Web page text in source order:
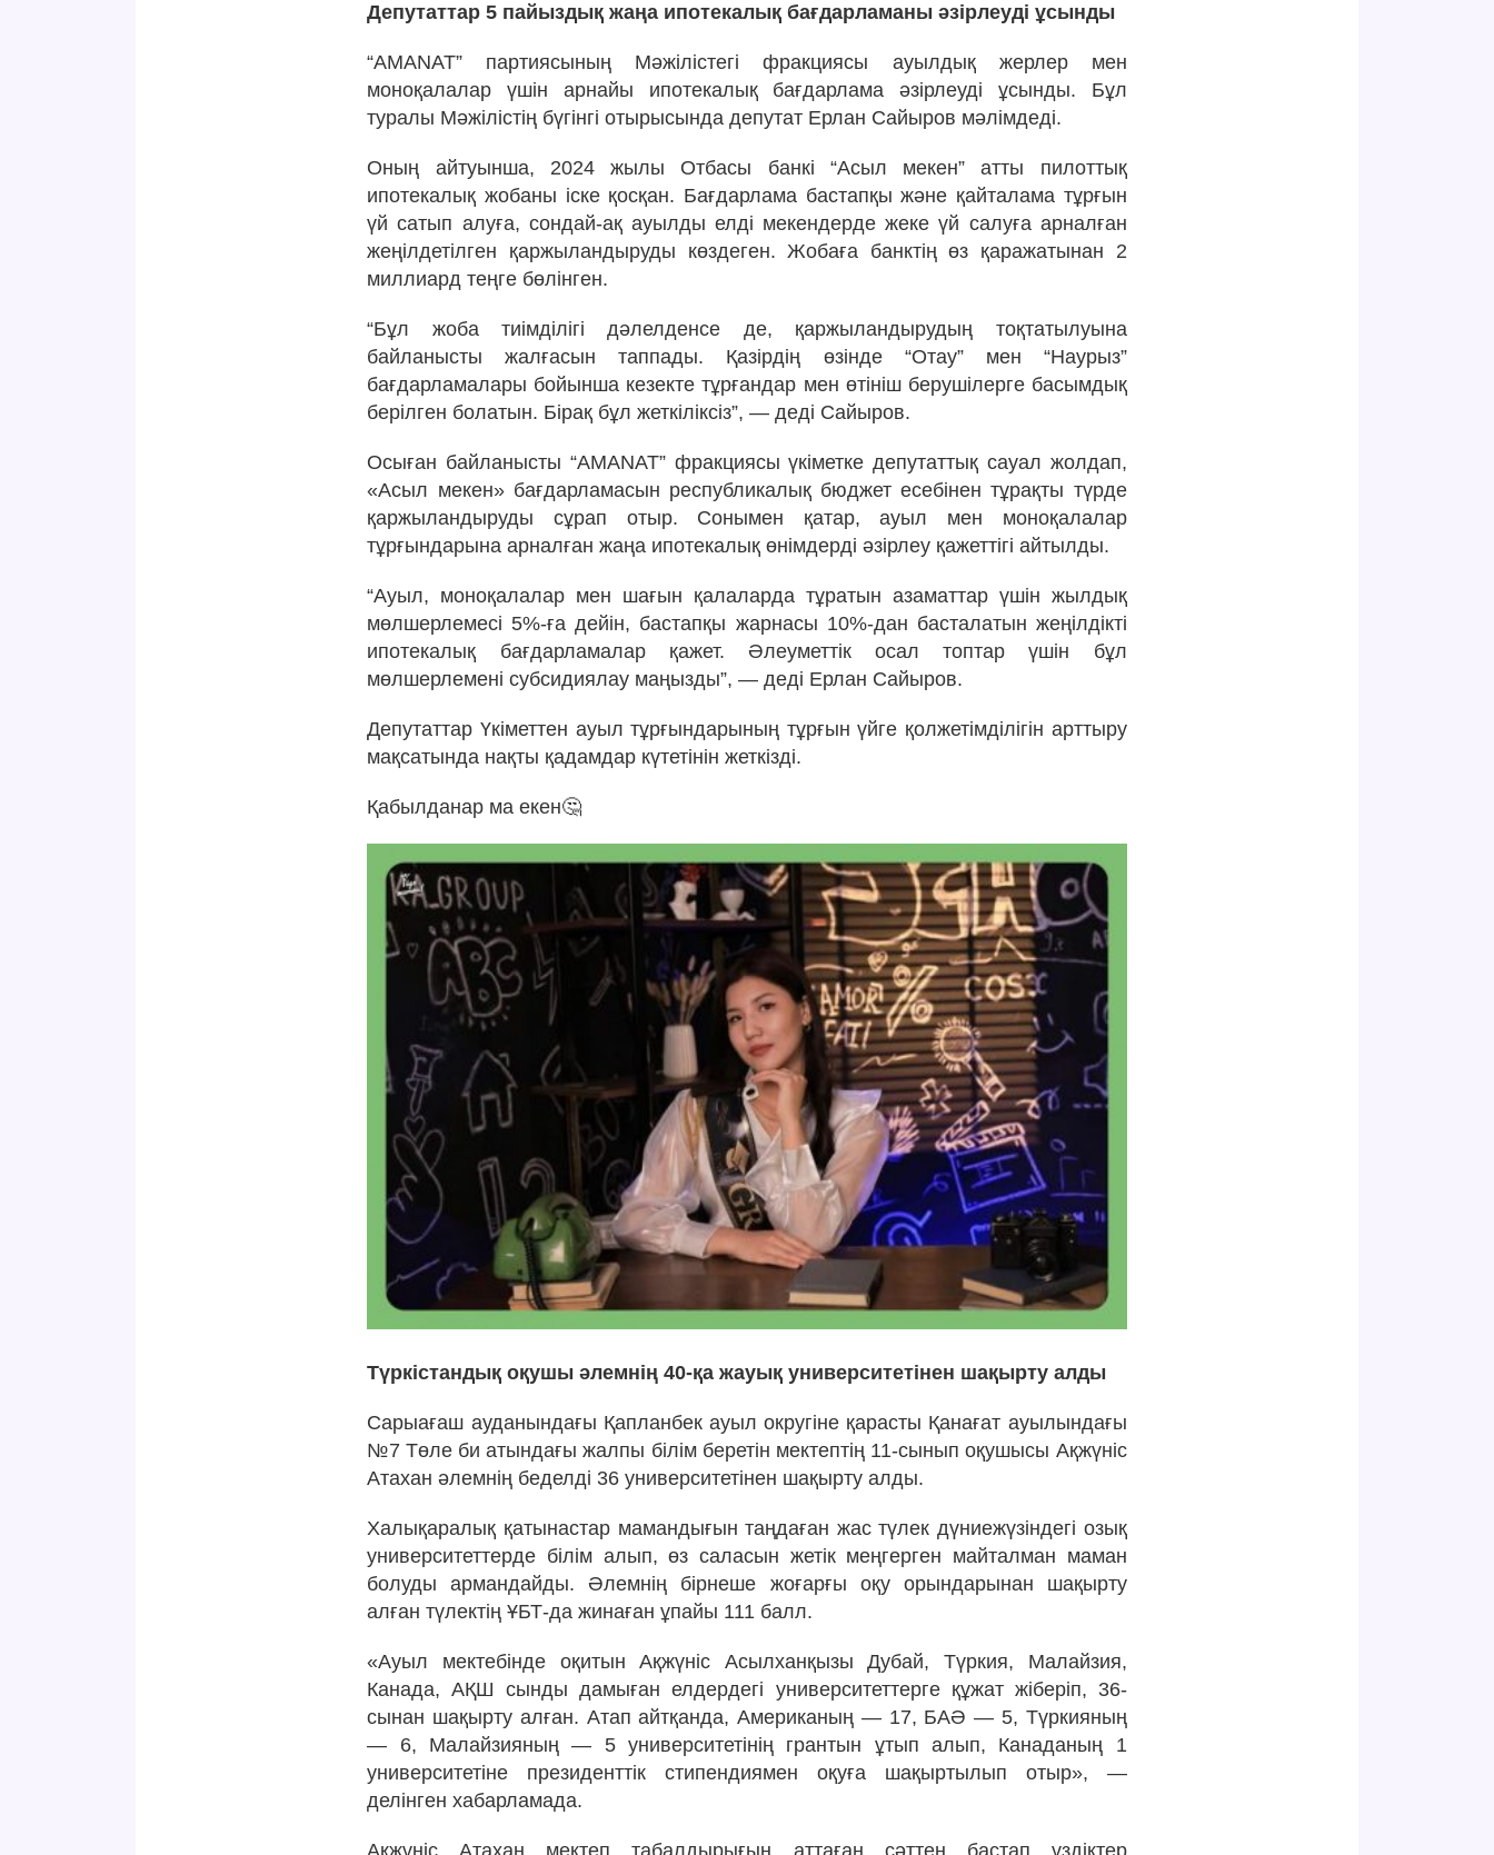
Депутаттар 5 пайыздық жаңа ипотекалық бағдарламаны әзірлеуді ұсынды
“AMANAT” партиясының Мәжілістегі фракциясы ауылдық жерлер мен
моноқалалар үшін арнайы ипотекалық бағдарлама әзірлеуді ұсынды. Бұл
туралы Мәжілістің бүгінгі отырысында депутат Ерлан Сайыров мәлімдеді.
Оның айтуынша, 2024 жылы Отбасы банкі “Асыл мекен” атты пилоттық
ипотекалық жобаны іске қосқан. Бағдарлама бастапқы және қайталама тұрғын
үй сатып алуға, сондай-ақ ауылды елді мекендерде жеке үй салуға арналған
жеңілдетілген қаржыландыруды көздеген. Жобаға банктің өз қаражатынан 2
миллиард теңге бөлінген.
“Бұл жоба тиімділігі дәлелденсе де, қаржыландырудың тоқтатылуына
байланысты жалғасын таппады. Қазірдің өзінде “Отау” мен “Наурыз”
бағдарламалары бойынша кезекте тұрғандар мен өтініш берушілерге басымдық
берілген болатын. Бірақ бұл жеткіліксіз”, — деді Сайыров.
Осыған байланысты “AMANAT” фракциясы үкіметке депутаттық сауал жолдап,
«Асыл мекен» бағдарламасын республикалық бюджет есебінен тұрақты түрде
қаржыландыруды сұрап отыр. Сонымен қатар, ауыл мен моноқалалар
тұрғындарына арналған жаңа ипотекалық өнімдерді әзірлеу қажеттігі айтылды.
“Ауыл, моноқалалар мен шағын қалаларда тұратын азаматтар үшін жылдық
мөлшерлемесі 5%-ға дейін, бастапқы жарнасы 10%-дан басталатын жеңілдікті
ипотекалық бағдарламалар қажет. Әлеуметтік осал топтар үшін бұл
мөлшерлемені субсидиялау маңызды”, — деді Ерлан Сайыров.
Депутаттар Үкіметтен ауыл тұрғындарының тұрғын үйге қолжетімділігін арттыру
мақсатында нақты қадамдар күтетінін жеткізді.
Қабылданар ма екен🤔
Түркістандық оқушы әлемнің 40-қа жауық университетінен шақырту алды
Сарыағаш ауданындағы Қапланбек ауыл округіне қарасты Қанағат ауылындағы
№7 Төле би атындағы жалпы білім беретін мектептің 11-сынып оқушысы Ақжүніс
Атахан әлемнің беделді 36 университетінен шақырту алды.
Халықаралық қатынастар мамандығын таңдаған жас түлек дүниежүзіндегі озық
университеттерде білім алып, өз саласын жетік меңгерген майталман маман
болуды армандайды. Әлемнің бірнеше жоғарғы оқу орындарынан шақырту
алған түлектің ҰБТ-да жинаған ұпайы 111 балл.
«Ауыл мектебінде оқитын Ақжүніс Асылханқызы Дубай, Түркия, Малайзия,
Канада, АҚШ сынды дамыған елдердегі университеттерге құжат жіберіп, 36-
сынан шақырту алған. Атап айтқанда, Американың — 17, БАӘ — 5, Түркияның
— 6, Малайзияның — 5 университетінің грантын ұтып алып, Канаданың 1
университетіне президенттік стипендиямен оқуға шақыртылып отыр», —
делінген хабарламада.